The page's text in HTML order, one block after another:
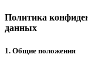
Skip
to
Политика
данных
1. Общие положения